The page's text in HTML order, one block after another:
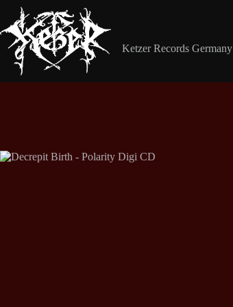
Inhalt
springen
Ketzer Records Germany